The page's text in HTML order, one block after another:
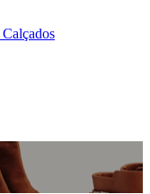
Calçados